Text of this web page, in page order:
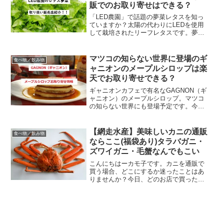
販でのお取り寄せはできる？
「LED農園」で話題の夢菜レタスを知っ
ていますか？太陽の代わりにLEDを使用
して栽培されたリーフレタスです。夢菜
注目を浴びています。ここでは、夢菜レ
タスの取扱店（実店舗...
食べ物／飲み物
マツコの知らない世界に登場のギ
ャニオンのメープルシロップは楽
天でお取り寄せできる？
ギャニオンカフェで有名なGAGNON（ギ
ャニオン）のメープルシロップ。マツコ
の知らない世界にも登場予定です。今回
せできるか調べてみました。まず
GAGNON（ギャニオン）...
食べ物／飲み物
【網走水産】美味しいカニの通販
ならここ(福袋あり)タラバガニ・
ズワイガニ・毛蟹なんでもこい
こんにちはーカモ子です。カニを通販で
買う場合、どこにするか迷ったことはあ
りませんか？今日、どのお店で買ったら